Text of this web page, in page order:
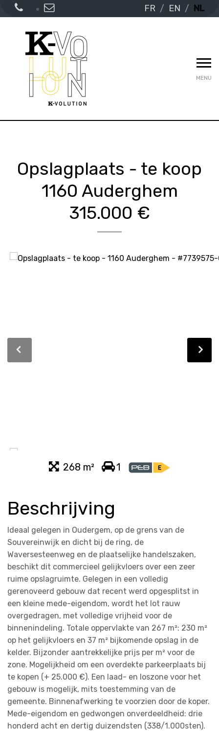
FR EN NL
MENU
Opslagplaats - te koop
1160 Auderghem
315.000 €
268 m² 1
Beschrijving
Ideaal gelegen in Oudergem, op de grens van de
Souvereinwijk en dicht bij de ring, de
Waversesteenweg en de plaatselijke handelszaken,
beschikt dit commercieel gelijkvloers over een zeer
ruime opslagruimte. Gelegen in een volledig
gerenoveerd gebouw dat recent werd opgesplitst in
een kleine mede-eigendom, wordt het lot rauw
overgedragen, met volledige vrijheid voor de
binnenindeling. Totale oppervlakte van 267 m²: 230 m²
op het gelijkvloers en 37 m² bijkomende opslag in de
kelder. Bijzonder aantrekkelijke prijs per m² voor de
zone. Mogelijkheid om een overdekte parkeerplaats bij
te kopen (+ 25.000 €). Een laad- en loszone voor het
gebouw is mogelijk, mits toestemming van de
gemeente. Binnenafwerking te voorzien door de koper.
Mede-eigendom en gedwongen onverdeeldheid: drie
honderd acht en dertig duizendsten (338/1.000sten).